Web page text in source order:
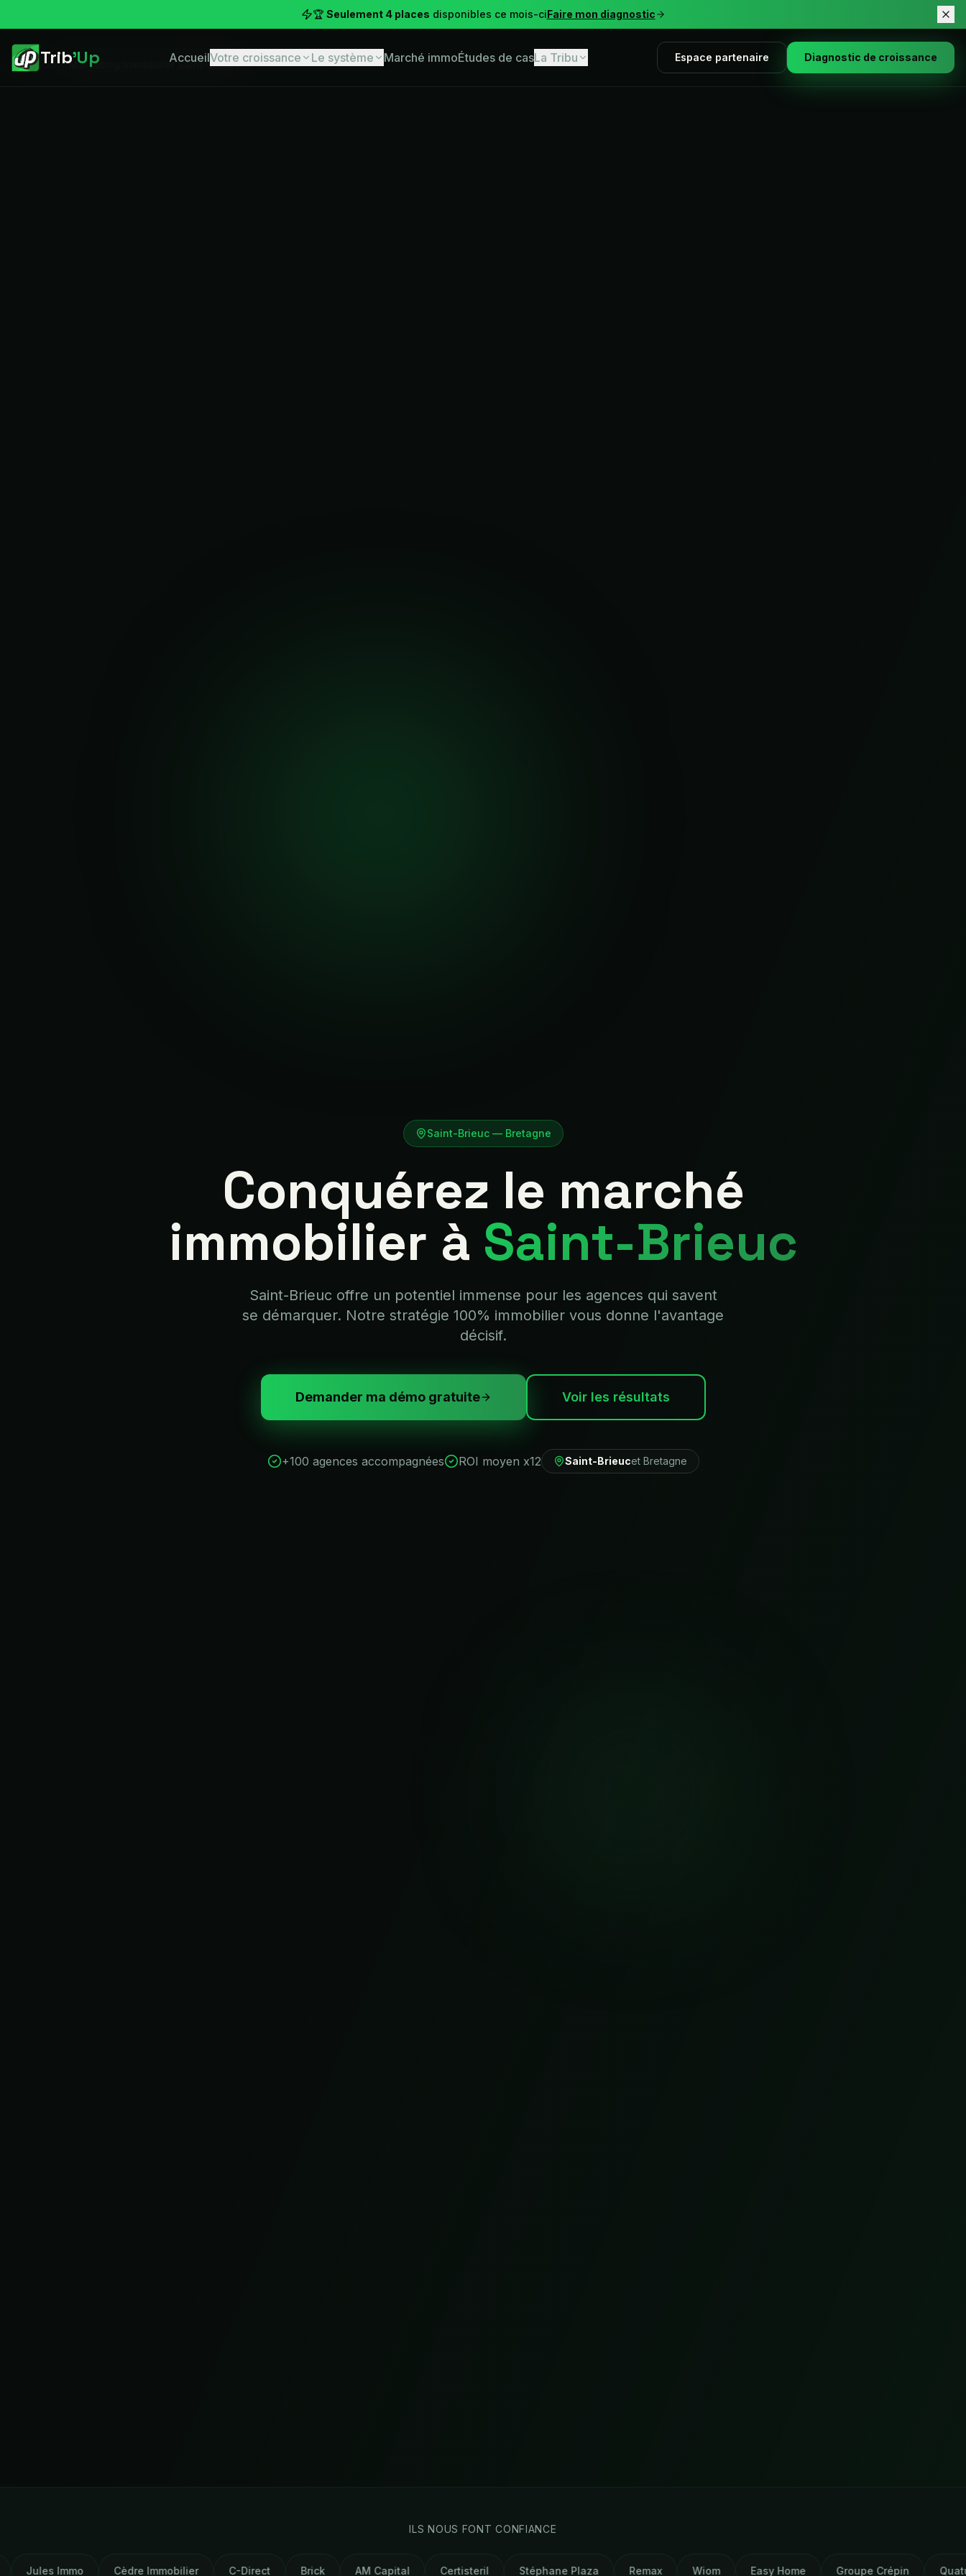
🏆 Seulement 4 places disponibles ce mois-ciFaire mon diagnostic
Trib'Up AccueilVotre croissance Le système Marché immoÉtudes de casLa Tribu Espace partenaire Diagnostic de croissance
Accueil Marketing Immobilier Saint-Brieuc
Saint-Brieuc— Bretagne
Conquérez le marché
immobilier à Saint-Brieuc
Saint-Brieuc offre un potentiel immense pour les agences qui savent
se démarquer. Notre stratégie 100% immobilier vous donne l'avantage
décisif.
Demander ma démo gratuite Voir les résultats
+100 agences accompagnées ROI moyen x12 Saint-Brieucet Bretagne
ILS NOUS FONT CONFIANCE
Cèdre Immobilier C-Direct Brick AM Capital Certisteril Stéphane Plaza Remax Wiom Easy Home Groupe Crépin Quatuor